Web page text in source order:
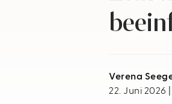
Verena
22. Juni 2026